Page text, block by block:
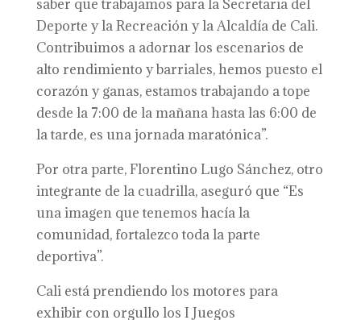
saber que trabajamos para la Secretaria del
Deporte y la Recreación y la Alcaldía de Cali.
Contribuimos a adornar los escenarios de
alto rendimiento y barriales, hemos puesto el
corazón y ganas, estamos trabajando a tope
desde la 7:00 de la mañana hasta las 6:00 de
la tarde, es una jornada maratónica”.
Por otra parte, Florentino Lugo Sánchez, otro
integrante de la cuadrilla, aseguró que “Es
una imagen que tenemos hacía la
comunidad, fortalezco toda la parte
deportiva”.
Cali está prendiendo los motores para
exhibir con orgullo los I Juegos